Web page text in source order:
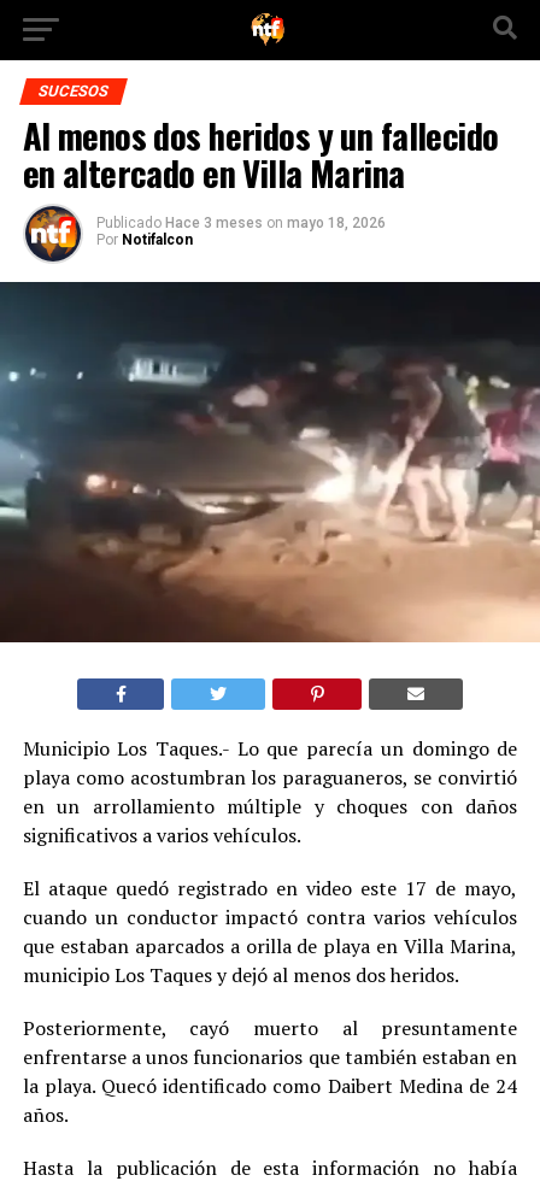
SUCESOS
Al menos dos heridos y un fallecido
en altercado en Villa Marina
Publicado Hace 3 meses on mayo 18, 2026
Por Notifalcon
Municipio Los Taques.- Lo que parecía un domingo de
playa como acostumbran los paraguaneros, se convirtió
en un arrollamiento múltiple y choques con daños
significativos a varios vehículos.
El ataque quedó registrado en video este 17 de mayo,
cuando un conductor impactó contra varios vehículos
que estaban aparcados a orilla de playa en Villa Marina,
municipio Los Taques y dejó al menos dos heridos.
Posteriormente, cayó muerto al presuntamente
enfrentarse a unos funcionarios que también estaban en
la playa. Quecó identificado como Daibert Medina de 24
años.
Hasta la publicación de esta información no había